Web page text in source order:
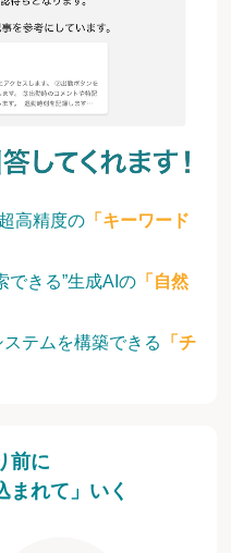
高精度の 「キーワード
できる”生成AIの 「自然
テムを構築できる
「チ
前に
まれて」いく